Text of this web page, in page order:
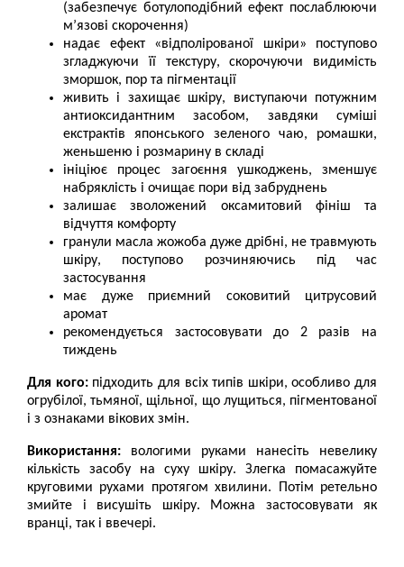
(забезпечує ботулоподібний ефект послаблюючи
м’язові скорочення)
надає ефект «відполірованої шкіри» поступово
згладжуючи її текстуру, скорочуючи видимість
зморшок, пор та пігментації
живить і захищає шкіру, виступаючи потужним
антиоксидантним засобом, завдяки суміші
екстрактів японського зеленого чаю, ромашки,
женьшеню і розмарину в складі
ініціює процес загоєння ушкоджень, зменшує
набряклість і очищає пори від забруднень
залишає зволожений оксамитовий фініш та
відчуття комфорту
гранули масла жожоба дуже дрібні, не травмують
шкіру, поступово розчиняючись під час
застосування
має дуже приємний соковитий цитрусовий
аромат
рекомендується застосовувати до 2 разів на
тиждень
Для кого: підходить для всіх типів шкіри, особливо для
огрубілої, тьмяної, щільної, що лущиться, пігментованої
і з ознаками вікових змін.
Використання:
вологими руками нанесіть невелику
кількість засобу на суху шкіру. Злегка помасажуйте
круговими рухами протягом хвилини. Потім ретельно
змийте і висушіть шкіру. Можна застосовувати як
вранці, так і ввечері.